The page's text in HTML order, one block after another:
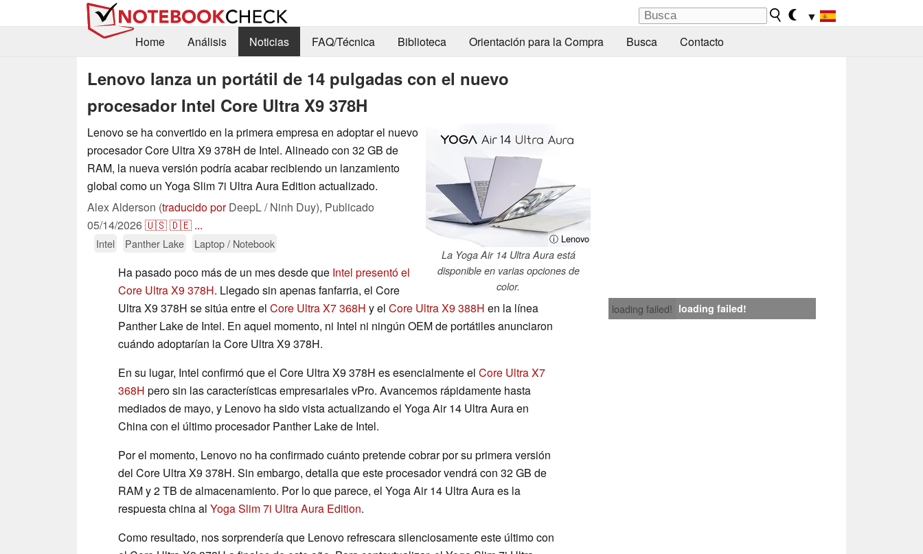
▼
Home
Análisis Noticias FAQ/Técnica Biblioteca Orientación para la Compra Busca Contacto
Lenovo lanza un portátil de 14 pulgadas con el nuevo
procesador Intel Core Ultra X9 378H
ⓘ Lenovo
La Yoga Air 14 Ultra Aura está
disponible en varias opciones de
color.
Lenovo se ha convertido en la primera empresa en adoptar el nuevo
procesador Core Ultra X9 378H de Intel. Alineado con 32 GB de
RAM, la nueva versión podría acabar recibiendo un lanzamiento
global como un Yoga Slim 7i Ultra Aura Edition actualizado.
Alex Alderson (traducido porDeepL / Ninh Duy), Publicado
05/14/2026🇺🇸🇩🇪 ...
Intel Panther Lake Laptop / Notebook
loading failed! loading failed!
Ha pasado poco más de un mes desde que Intel presentó el
Core Ultra X9 378H. Llegado sin apenas fanfarria, el Core
Ultra X9 378H se sitúa entre el Core Ultra X7 368H y el Core Ultra X9 388H en la línea
Panther Lake de Intel. En aquel momento, ni Intel ni ningún OEM de portátiles anunciaron
cuándo adoptarían la Core Ultra X9 378H.
En su lugar, Intel confirmó que el Core Ultra X9 378H es esencialmente el Core Ultra X7
368H pero sin las características empresariales vPro. Avancemos rápidamente hasta
mediados de mayo, y Lenovo ha sido vista actualizando el Yoga Air 14 Ultra Aura en
China con el último procesador Panther Lake de Intel.
Por el momento, Lenovo no ha confirmado cuánto pretende cobrar por su primera versión
del Core Ultra X9 378H. Sin embargo, detalla que este procesador vendrá con 32 GB de
RAM y 2 TB de almacenamiento. Por lo que parece, el Yoga Air 14 Ultra Aura es la
respuesta china al Yoga Slim 7i Ultra Aura Edition.
Como resultado, nos sorprendería que Lenovo refrescara silenciosamente este último con